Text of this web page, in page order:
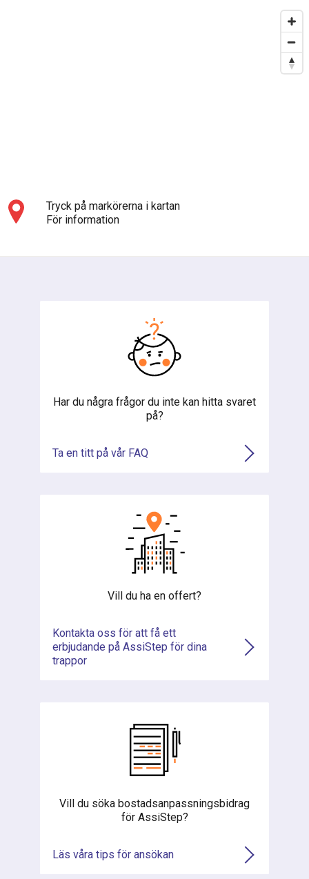
Tryck på markörerna i kartan
För information
Har du några frågor du inte kan hitta svaret
på?
Ta en titt på vår FAQ
Vill du ha en offert?
Kontakta oss för att få ett
erbjudande på AssiStep för dina
trappor
Vill du söka bostadsanpassningsbidrag
för AssiStep?
Läs våra tips för ansökan